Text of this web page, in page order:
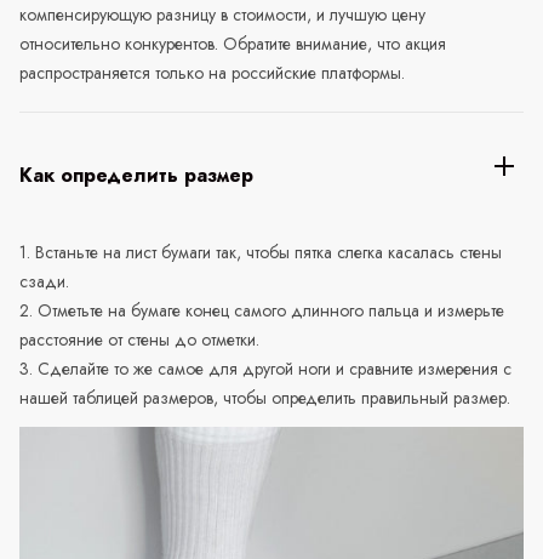
компенсирующую разницу в стоимости, и лучшую цену
относительно конкурентов. Обратите внимание, что акция
распространяется только на российские платформы.
Как определить размер
1. Встаньте на лист бумаги так, чтобы пятка слегка касалась стены
сзади.
2. Отметьте на бумаге конец самого длинного пальца и измерьте
расстояние от стены до отметки.
3. Сделайте то же самое для другой ноги и сравните измерения с
нашей таблицей размеров, чтобы определить правильный размер.